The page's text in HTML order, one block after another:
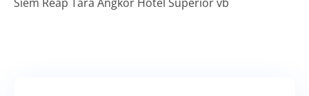
Siem Reap Tara Angkor Hotel Superior vb